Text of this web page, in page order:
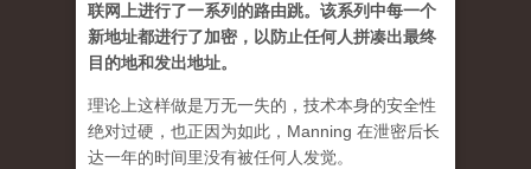
联网上进行了一系列的路由跳。该系列中每一个
新地址都进行了加密，以防止任何人拼凑出最终
目的地和发出地址。
理论上这样做是万无一失的，技术本身的安全性
绝对过硬，也正因为如此，Manning 在泄密后长
达一年的时间里没有被任何人发觉。